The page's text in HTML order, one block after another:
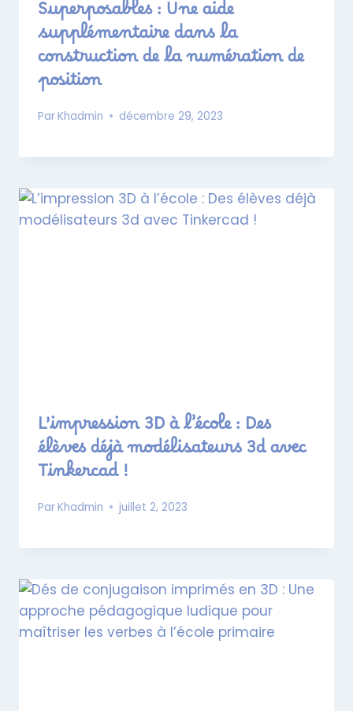
Superposables : Une aide
supplémentaire dans la
construction de la numération de
position
ParKhadmin décembre 29, 2023
L’impression 3D à l’école : Des
élèves déjà modélisateurs 3d avec
Tinkercad !
ParKhadmin juillet 2, 2023